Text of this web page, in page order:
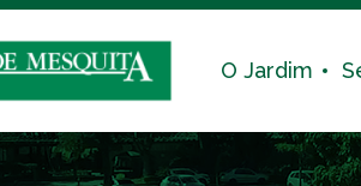
O Jardim